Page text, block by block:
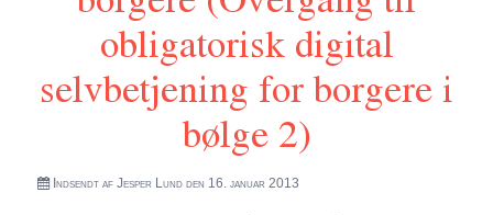
obligatorisk digital
selvbetjening for borgere i
bølge 2)
Indsendt af Jesper Lundden 16. januar 2013